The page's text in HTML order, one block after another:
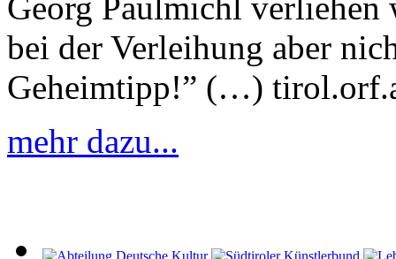
bei der Verleihung aber
Geheimtipp!” (…)
mehr dazu...